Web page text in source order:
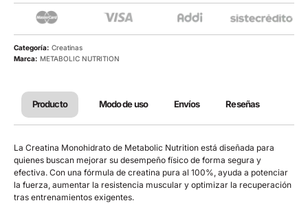
Categoría: Creatinas
Marca: METABOLIC NUTRITION
Producto Modo de uso Envíos Reseñas
La Creatina Monohidrato de Metabolic Nutrition está diseñada para
quienes buscan mejorar su desempeño físico de forma segura y
efectiva. Con una fórmula de creatina pura al 100%, ayuda a potenciar
la fuerza, aumentar la resistencia muscular y optimizar la recuperación
tras entrenamientos exigentes.